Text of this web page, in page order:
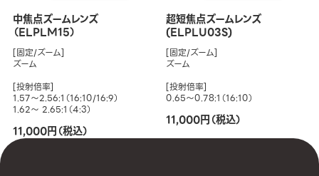
中焦点ズームレンズ
（ELPLM15）
[固定/ズーム]
ズーム
[投射倍率]
1.57～2.56:1（16:10/16:9）
1.62～ 2.65:1（4:3）
11,000円（税込）
超短焦点ズームレンズ
(ELPLU03S)
[固定/ズーム]
ズーム
[投射倍率]
0.65～0.78:1（16:10）
11,000円（税込）